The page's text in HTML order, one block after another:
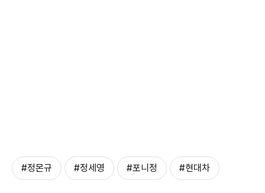
#정몬규 #정세영 #포니정 #현대차